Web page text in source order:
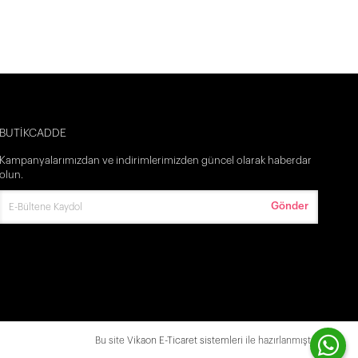
BUTİKCADDE
Kampanyalarımızdan ve indirimlerimizden güncel olarak haberdar
olun.
Gönder
Bu site Vikaon E-Ticaret sistemleri ile hazırlanmıştır.